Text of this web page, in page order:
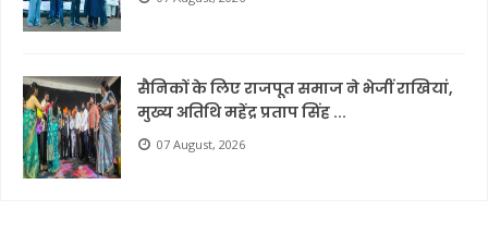
सैनिकों के लिए राजपूत समाज ने भेजीं राखियां,
मुख्य अतिथि महेंद्र प्रताप सिंह ...
07 August, 2026